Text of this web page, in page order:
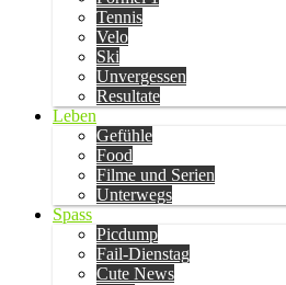
Tennis
Velo
Ski
Unvergessen
Resultate
Leben
Gefühle
Food
Filme und Serien
Unterwegs
Spass
Picdump
Fail-Dienstag
Cute News